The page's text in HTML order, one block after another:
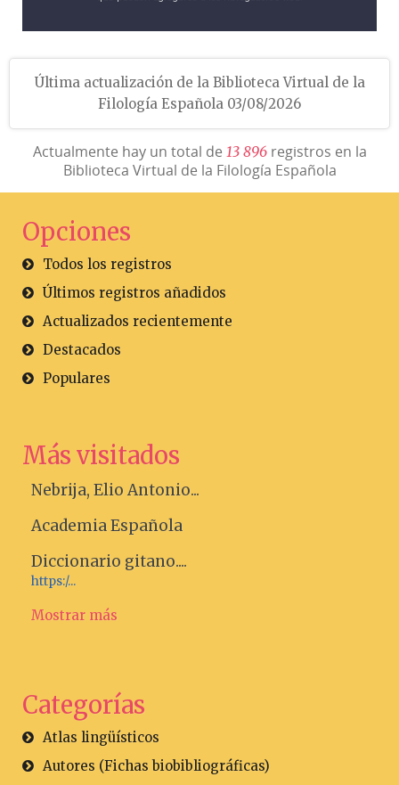
Última actualización de la Biblioteca Virtual de la
Filología Española 03/08/2026
Actualmente hay un total de 13 896registros en la
Biblioteca Virtual de la Filología Española
Opciones
Todos los registros
Últimos registros añadidos
Actualizados recientemente
Destacados
Populares
Más visitados
Nebrija, Elio Antonio...
Academia Española
Diccionario gitano....
https:/...
Mostrar más
Categorías
Atlas lingüísticos
Autores (Fichas biobibliográficas)